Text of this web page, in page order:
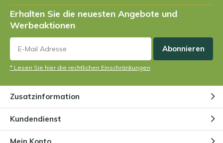
(Nepenthes)
DurchNiels Cox
Alles was Sie über die Pinguicula
wissen müssen
DurchNiels Cox
Pflanze ohne Insekten
DurchNiels Cox
Erhalten Sie die neuesten Angebote und
Werbeaktionen
Abonnieren
* Lesen Sie hier die rechtlichen Einschränkungen
Zusatzinformation
Kundendienst